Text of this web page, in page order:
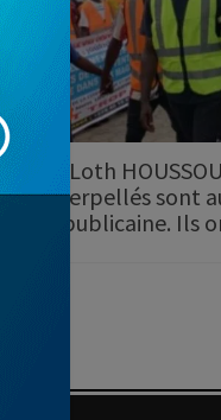
Loth
interpellés sont
républicaine. Ils